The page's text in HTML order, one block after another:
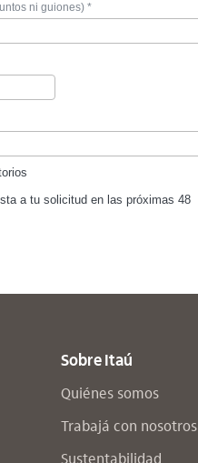
ni guiones) *
a tu solicitud en las próximas 48
Sobre Itaú
Quiénes somos
Trabajá con nosotros
Sustentabilidad